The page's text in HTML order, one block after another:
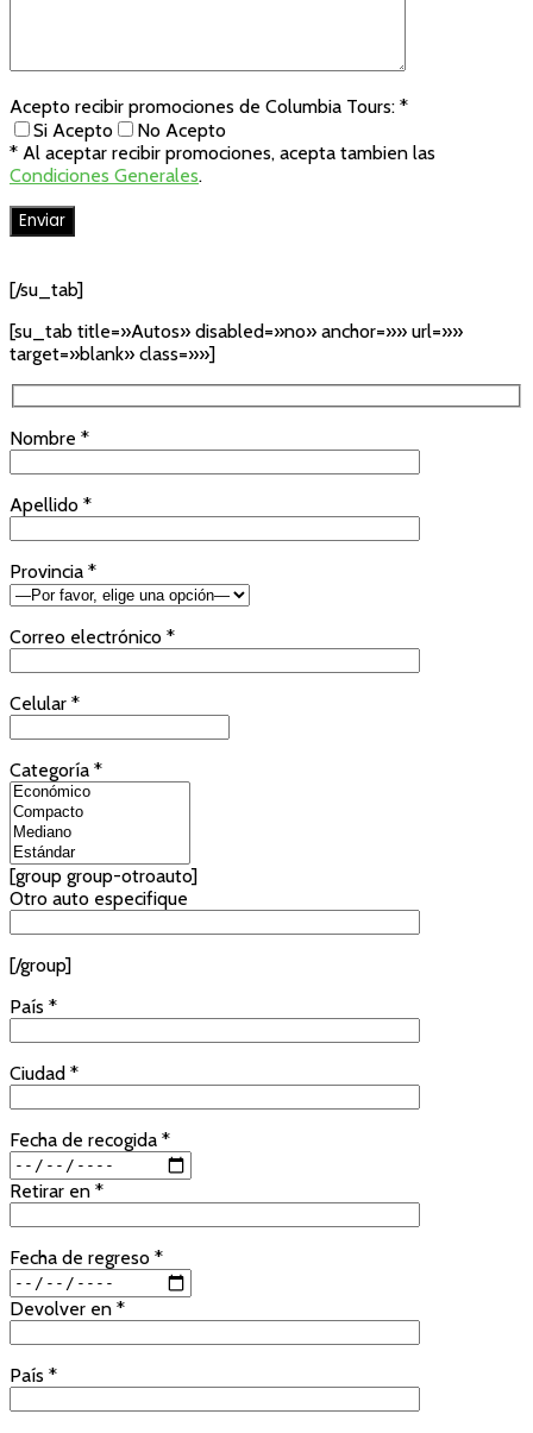
Acepto recibir promociones de Columbia Tours: *
Si Acepto
No Acepto
* Al aceptar recibir promociones, acepta tambien las
Condiciones Generales.
[/su_tab]
[su_tab title=»Autos» disabled=»no» anchor=»» url=»»
target=»blank» class=»»]
Nombre *
Apellido *
Provincia *
Correo electrónico *
Celular *
Categoría *
[group group-otroauto]
Otro auto especifique
[/group]
País *
Ciudad *
Fecha de recogida *
Retirar en *
Fecha de regreso *
Devolver en *
País *